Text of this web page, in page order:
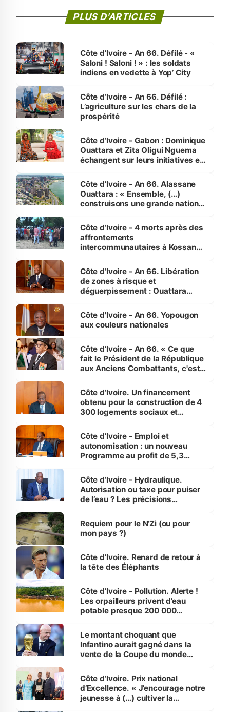
PLUS D'ARTICLES
Côte d’Ivoire - An 66. Défilé - «
Saloni ! Saloni ! » : les soldats
indiens en vedette à Yop’ City
Côte d’Ivoire - An 66. Défilé :
L’agriculture sur les chars de la
prospérité
Côte d’Ivoire - Gabon : Dominique
Ouattara et Zita Oligui Nguema
échangent sur leurs initiatives en
enfants
Côte d’Ivoire - An 66. Alassane
Ouattara : « Ensemble, (…)
construisons une grande nation
générations futures »
Côte d’Ivoire - 4 morts après des
affrontements
intercommunautaires à Kossandji
milieu des sinistrés
Côte d’Ivoire - An 66. Libération
de zones à risque et
déguerpissement : Ouattara
l'Etat de droit pour préserver les
vies humaines »
Côte d'Ivoire - An 66. Yopougon
aux couleurs nationales
Côte d’Ivoire - An 66. « Ce que
fait le Président de la République
aux Anciens Combattants, c'est
Côte d’Ivoire. Un financement
obtenu pour la construction de 4
300 logements sociaux et
et Yamoussoukro
Côte d’Ivoire - Emploi et
autonomisation : un nouveau
Programme au profit de 5,3
Côte d’Ivoire - Hydraulique.
Autorisation ou taxe pour puiser
de l’eau ? Les précisions
Requiem pour le N’Zi (ou pour
mon pays ?)
Côte d’Ivoire. Renard de retour à
la tête des Éléphants
Côte d’Ivoire - Pollution. Alerte !
Les orpailleurs privent d’eau
potable presque 200 000
Le montant choquant que
Infantino aurait gagné dans la
vente de la Coupe du monde
Côte d’Ivoire. Prix national
d’Excellence. « J’encourage notre
jeunesse à (…) cultiver la